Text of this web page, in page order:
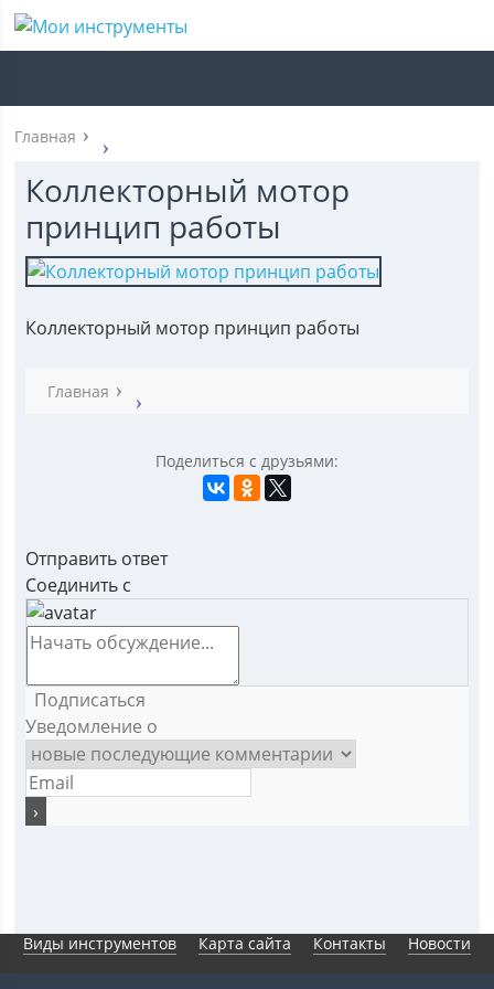
Главная
Коллекторный мотор
принцип работы
Коллекторный мотор принцип работы
Главная
Поделиться с друзьями:
Отправить ответ
Соединить с
Подписаться
Уведомление о
Виды инструментов Карта сайта Контакты Новости